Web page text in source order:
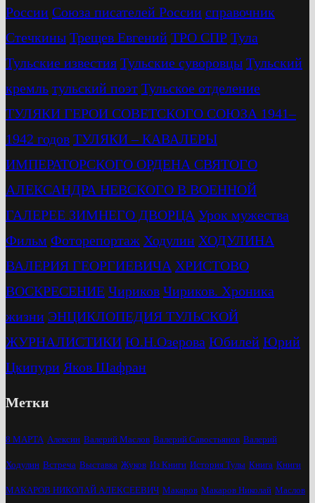
России Союза писателей России справочник
Стечкины Трещев Евгений ТРО СПР Тула
Тульские известия Тульские суворовцы Тульский
кремль тульский поэт Тульское отделение
ТУЛЯКИ ГЕРОИ СОВЕТСКОГО СОЮЗА 1941–
1942 годов ТУЛЯКИ – КАВАЛЕРЫ
ИМПЕРАТОРСКОГО ОРДЕНА СВЯТОГО
АЛЕКСАНДРА НЕВСКОГО В ВОЕННОЙ
ГАЛЕРЕЕ ЗИМНЕГО ДВОРЦА Урок мужества
Фильм Фоторепортаж Ходулин ХОДУЛИНА
ВАЛЕРИЯ ГЕОРГИЕВИЧА ХРИСТОВО
ВОСКРЕСЕНИЕ Чириков Чириков. Хроника
жизни ЭНЦИКЛОПЕДИЯ ТУЛЬСКОЙ
ЖУРНАЛИСТИКИ Ю.Н.Озерова Юбилей Юрий
Цкипури Яков Шафран
Метки
8 МАРТА Алексин Валерий Маслов Валерий Савостьянов Валерий
Ходулин Встреча Выставка Жуков Из Книги История Тулы Книга Книги
МАКАРОВ НИКОЛАЙ АЛЕКСЕЕВИЧ Макаров Макаров Николай Маслов